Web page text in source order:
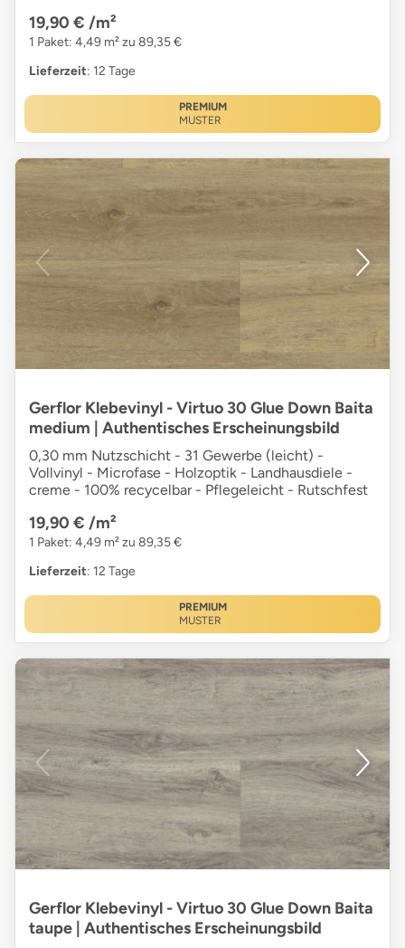
19,90 € /m²
1 Paket: 4,49 m² zu 89,35 €
Lieferzeit: 12 Tage
PREMIUM
MUSTER
Gerflor Klebevinyl - Virtuo 30 Glue Down Baita
medium | Authentisches Erscheinungsbild
0,30 mm Nutzschicht - 31 Gewerbe (leicht) -
Vollvinyl - Microfase - Holzoptik - Landhausdiele -
creme - 100% recycelbar - Pflegeleicht - Rutschfest
19,90 € /m²
1 Paket: 4,49 m² zu 89,35 €
Lieferzeit: 12 Tage
PREMIUM
MUSTER
Gerflor Klebevinyl - Virtuo 30 Glue Down Baita
taupe | Authentisches Erscheinungsbild